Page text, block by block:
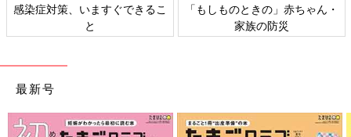
日本外来小児科学会リーフレッ
ト検討会
六星占術 細木かおりさんの人生
相談
最新号